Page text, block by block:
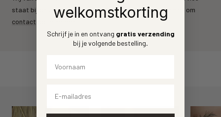
staat bij ons voorrop. Heeft u een vraag? Aarzel dan niet om
contact
welkomstkorting
Schrijf je in en ontvang gratis verzending
bij je volgende bestelling.